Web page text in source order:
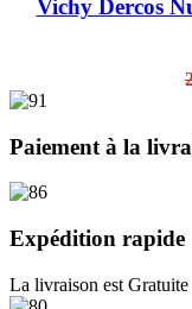
Vichy Dercos
Paiement à la
Expédition rapide
La livraison est